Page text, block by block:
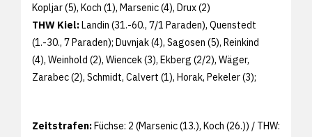
Kopljar (5), Koch (1), Marsenic (4), Drux (2)
THW Kiel:Landin (31.-60., 7/1 Paraden), Quenstedt
(1.-30., 7 Paraden); Duvnjak (4), Sagosen (5), Reinkind
(4), Weinhold (2), Wiencek (3), Ekberg (2/2), Wäger,
Zarabec (2), Schmidt, Calvert (1), Horak, Pekeler (3);
Zeitstrafen:Füchse: 2 (Marsenic (13.), Koch (26.)) / THW: